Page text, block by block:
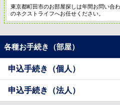
東京都町田市のお部屋探しは年間お問い合
のネクストライフへお任せください。
各種お手続き（部屋）
申込手続き（個人）
申込手続き（法人）